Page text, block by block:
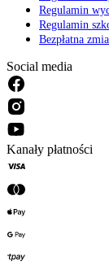
Regulamin
Regulamin
Bezpłatna
Social media
Kanały płatności